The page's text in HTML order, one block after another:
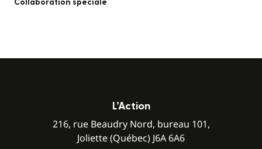
Collaboration spéciale
L’Action
216, rue Beaudry Nord, bureau 101,
Joliette (Québec) J6A 6A6